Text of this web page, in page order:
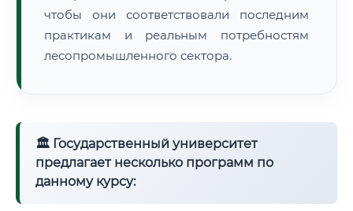
🔍Нажмите на документ для увеличения и просмотра
чтобы они соответствовали последним
практикам и реальным потребностям
лесопромышленного сектора.
🏛 Государственный университет
предлагает несколько программ по
данному курсу: